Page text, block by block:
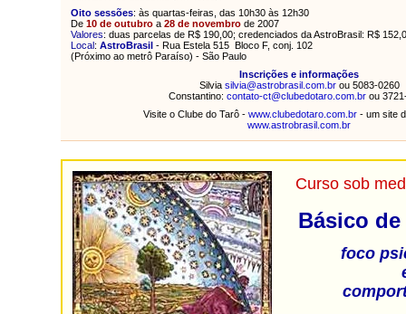
Oito sessões: às quartas-feiras, das 10h30 às 12h30
De 10 de outubro a 28 de novembro de 2007
Valores: duas parcelas de R$ 190,00; credenciados da AstroBrasil: R$
Local: AstroBrasil - Rua Estela 515 Bloco F, conj. 102
(Próximo ao metrô Paraíso) - São Paulo
Inscrições e informações
Silvia silvia@astrobrasil.com.brou 5083-0260
Constantino: contato-ct@clubedotaro.com.br ou
Visite o Clube do Tarô - www.clubedotaro.com.br - um site
www.astrobrasil.com.br
Curso sob
Básico
foco